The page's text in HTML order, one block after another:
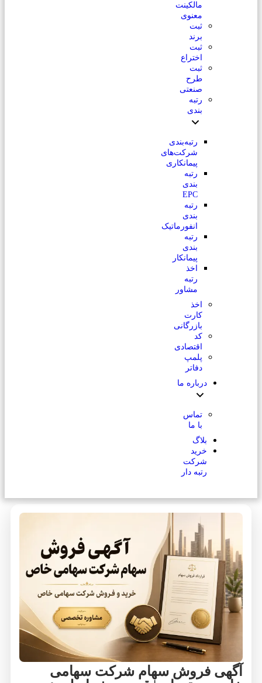
مالکینت
معنوی
ثبت
برند
ثبت
اختراع
ثبت
طرح
صنعتی
رتبه
بندی
رتبه‌بندی
شرکت‌های
پیمانکاری
رتبه
بندی
EPC
رتبه
بندی
انفورماتیک
رتبه
بندی
پیمانکار
اخذ
رتبه
مشاور
اخذ
کارت
بازرگانی
کد
اقتصادی
پلمپ
دفاتر
درباره ما
تماس
با ما
بلاگ
خرید
شرکت
رتبه دار
آگهی فروش سهام شرکت سهامی